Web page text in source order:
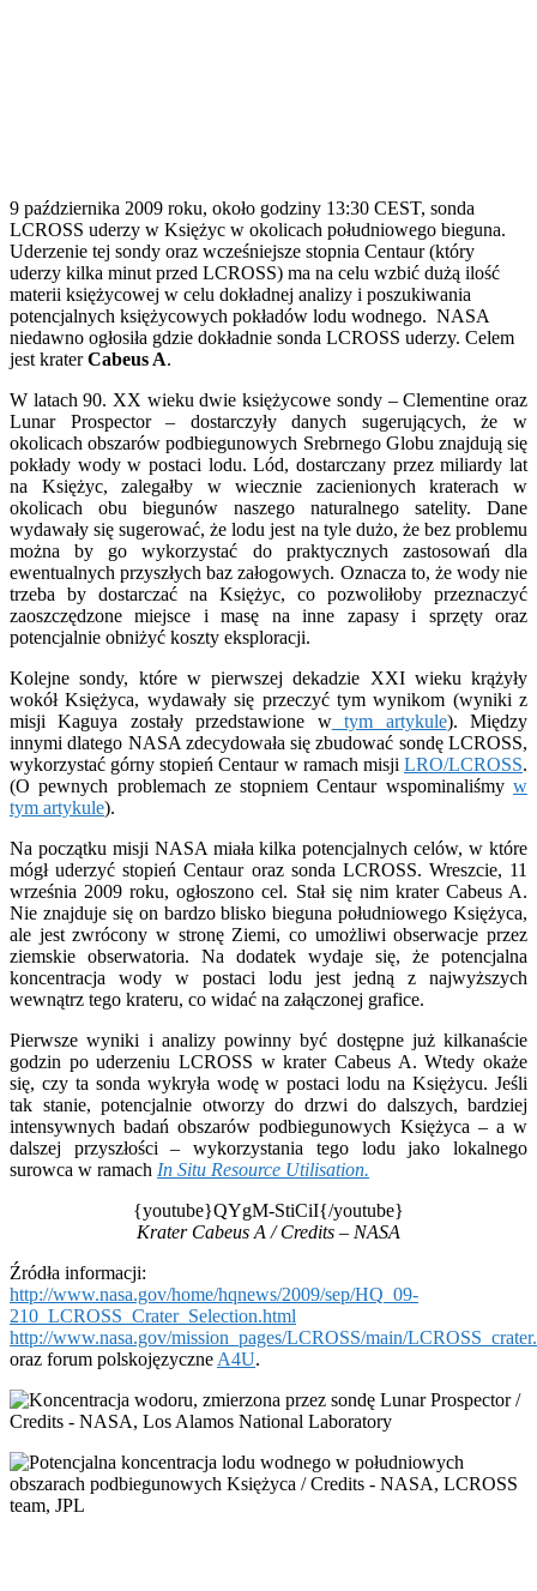
9 października 2009 roku, około godziny 13:30 CEST, sonda
LCROSS uderzy w Księżyc w okolicach południowego bieguna.
Uderzenie tej sondy oraz wcześniejsze stopnia Centaur (który
uderzy kilka minut przed LCROSS) ma na celu wzbić dużą ilość
materii księżycowej w celu dokładnej analizy i poszukiwania
potencjalnych księżycowych pokładów lodu wodnego. NASA
niedawno ogłosiła gdzie dokładnie sonda LCROSS uderzy. Celem
jest kraterCabeus A.
W latach 90. XX wieku dwie księżycowe sondy – Clementine oraz
Lunar Prospector – dostarczyły danych sugerujących, że w
okolicach obszarów podbiegunowych Srebrnego Globu znajdują się
pokłady wody w postaci lodu. Lód, dostarczany przez miliardy lat
na Księżyc, zalegałby w wiecznie zacienionych kraterach w
okolicach obu biegunów naszego naturalnego satelity. Dane
wydawały się sugerować, że lodu jest na tyle dużo, że bez problemu
można by go wykorzystać do praktycznych zastosowań dla
ewentualnych przyszłych baz załogowych. Oznacza to, że wody nie
trzeba by dostarczać na Księżyc, co pozwoliłoby przeznaczyć
zaoszczędzone miejsce i masę na inne zapasy i sprzęty oraz
potencjalnie obniżyć koszty eksploracji.
Kolejne sondy, które w pierwszej dekadzie XXI wieku krążyły
wokół Księżyca, wydawały się przeczyć tym wynikom (wyniki z
misji Kaguya zostały przedstawione wtym artykule). Między
innymi dlatego NASA zdecydowała się zbudować sondę LCROSS,
wykorzystać górny stopień Centaur w ramach misji LRO/LCROSS.
(O pewnych problemach ze stopniem Centaur wspominaliśmy w
tym artykule).
Na początku misji NASA miała kilka potencjalnych celów, w które
mógł uderzyć stopień Centaur oraz sonda LCROSS. Wreszcie, 11
września 2009 roku, ogłoszono cel. Stał się nim krater Cabeus A.
Nie znajduje się on bardzo blisko bieguna południowego Księżyca,
ale jest zwrócony w stronę Ziemi, co umożliwi obserwacje przez
ziemskie obserwatoria. Na dodatek wydaje się, że potencjalna
koncentracja wody w postaci lodu jest jedną z najwyższych
wewnątrz tego krateru, co widać na załączonej grafice.
Pierwsze wyniki i analizy powinny być dostępne już kilkanaście
godzin po uderzeniu LCROSS w krater Cabeus A. Wtedy okaże
się, czy ta sonda wykryła wodę w postaci lodu na Księżycu. Jeśli
tak stanie, potencjalnie otworzy do drzwi do dalszych, bardziej
intensywnych badań obszarów podbiegunowych Księżyca – a w
dalszej przyszłości – wykorzystania tego lodu jako lokalnego
surowca w ramach In Situ Resource Utilisation.
{youtube}QYgM-StiCiI{/youtube}
Krater Cabeus A / Credits – NASA
Źródła informacji:
http://www.nasa.gov/home/hqnews/2009/sep/HQ_09-
210_LCROSS_Crater_Selection.html
http://www.nasa.gov/mission_pages/LCROSS/main/
oraz forum polskojęzyczne A4U.